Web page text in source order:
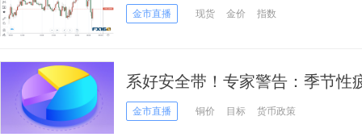
利好仅昙花一现？
金市直播 现货 金价 指数
系好安全带！专家警告：季节性
至1880、白银或下探20美元
金市直播 铜价 目标 货币政策